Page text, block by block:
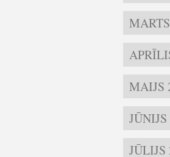
MAIJS
JŪLIJS